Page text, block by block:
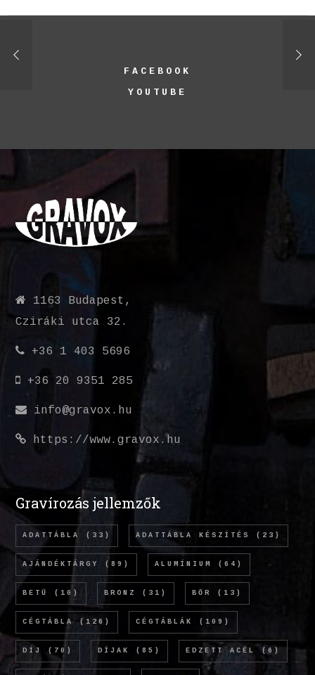
FACEBOOK
YOUTUBE
1163 Budapest,
Cziráki utca 32.
+36 1 403 5696
+36 20 9351 285
info@gravox.hu
https://www.gravox.hu
Gravírozás jellemzők
ADATTÁBLA (33) ADATTÁBLA KÉSZÍTÉS (23)
AJÁNDÉKTÁRGY (89) ALUMÍNIUM (64)
BETŰ (10) BRONZ (31) BŐR (13)
CÉGTÁBLA (126) CÉGTÁBLÁK (109)
DÍJ (70) DÍJAK (85) EDZETT ACÉL (6)